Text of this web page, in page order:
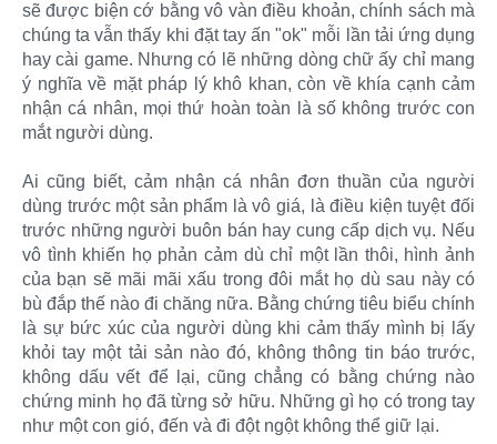
sẽ được biện cớ bằng vô vàn điều khoản, chính sách mà
chúng ta vẫn thấy khi đặt tay ấn "ok" mỗi lần tải ứng dụng
hay cài game. Nhưng có lẽ những dòng chữ ấy chỉ mang
ý nghĩa về mặt pháp lý khô khan, còn về khía cạnh cảm
nhận cá nhân, mọi thứ hoàn toàn là số không trước con
mắt người dùng.
Ai cũng biết, cảm nhận cá nhân đơn thuần của người
dùng trước một sản phẩm là vô giá, là điều kiện tuyệt đối
trước những người buôn bán hay cung cấp dịch vụ. Nếu
vô tình khiến họ phản cảm dù chỉ một lần thôi, hình ảnh
của bạn sẽ mãi mãi xấu trong đôi mắt họ dù sau này có
bù đắp thế nào đi chăng nữa. Bằng chứng tiêu biểu chính
là sự bức xúc của người dùng khi cảm thấy mình bị lấy
khỏi tay một tải sản nào đó, không thông tin báo trước,
không dấu vết để lại, cũng chẳng có bằng chứng nào
chứng minh họ đã từng sở hữu. Những gì họ có trong tay
như một con gió, đến và đi đột ngột không thể giữ lại.